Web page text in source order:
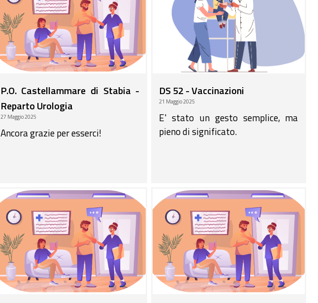
P.O. Castellammare di Stabia -
Reparto Urologia
27 Maggio 2025
Ancora grazie per esserci!
DS 52 - Vaccinazioni
21 Maggio 2025
E' stato un gesto semplice, ma
pieno di significato.